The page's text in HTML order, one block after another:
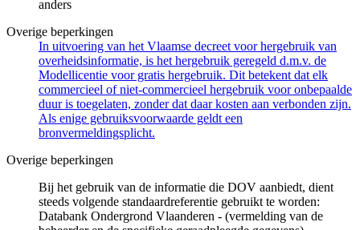
anders
Overige beperkingen
In uitvoering van het Vlaamse decreet voor hergebruik van
overheidsinformatie, is het hergebruik geregeld d.m.v. de
Modellicentie voor gratis hergebruik. Dit betekent dat elk
commercieel of niet-commercieel hergebruik voor onbepaalde
duur is toegelaten, zonder dat daar kosten aan verbonden zijn.
Als enige gebruiksvoorwaarde geldt een
bronvermeldingsplicht.
Overige beperkingen
Bij het gebruik van de informatie die DOV aanbiedt, dient
steeds volgende standaardreferentie gebruikt te worden:
Databank Ondergrond Vlaanderen - (vermelding van de